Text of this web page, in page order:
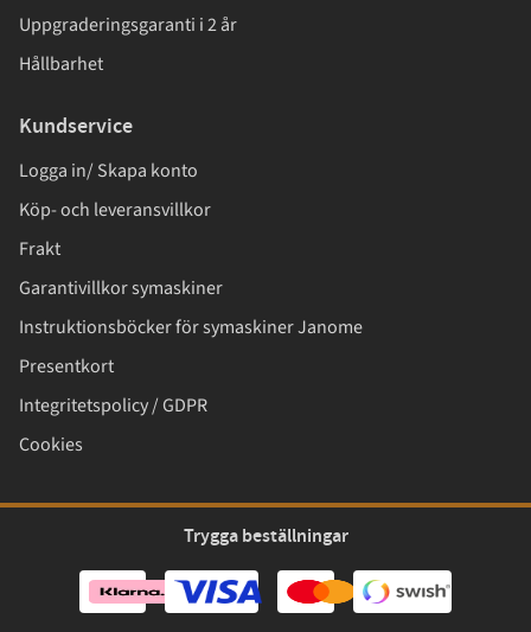
Uppgraderingsgaranti i 2 år
Hållbarhet
Kundservice
Logga in/ Skapa konto
Köp- och leveransvillkor
Frakt
Garantivillkor symaskiner
Instruktionsböcker för symaskiner Janome
Presentkort
Integritetspolicy / GDPR
Cookies
Trygga beställningar